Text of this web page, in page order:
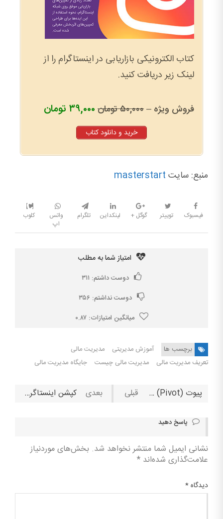
کتاب الکترونیکی بازاریابی در اینستاگرام را از
لینک زیر دریافت کنید.
فروش ویژه –۵۰,۰۰۰ تومان ۳۹,۰۰۰ تومان
خرید و دانلود کتاب
منبع: سایت masterstart
فیسبوک توییتر گوگل + لینکداین تلگرام
واتس
اپ
کلوب
امتیاز شما به مطلب
دوست داشتم: ۳۱۱
دوست نداشتم: ۳۵۶
میانگین امتیازات:۰.۸۷
برچسب ها آموزش مدیریتی
مدیریت مالی
تعریف مدیریت مالی
مدیریت مالی چیست جایگاه مدیریت مالی
پیوت (Pivot) در مدل کسب‌وکار چیست و چه انواعی دارد؟ کپشن اینستاگرام: ترفندهایی برای افزایش جذابیت پست‌های اینستاگرامی!
پاسخ دهید
نشانی ایمیل شما منتشر نخواهد شد. بخش‌های موردنیاز
علامت‌گذاری شده‌اند *
دیدگاه*